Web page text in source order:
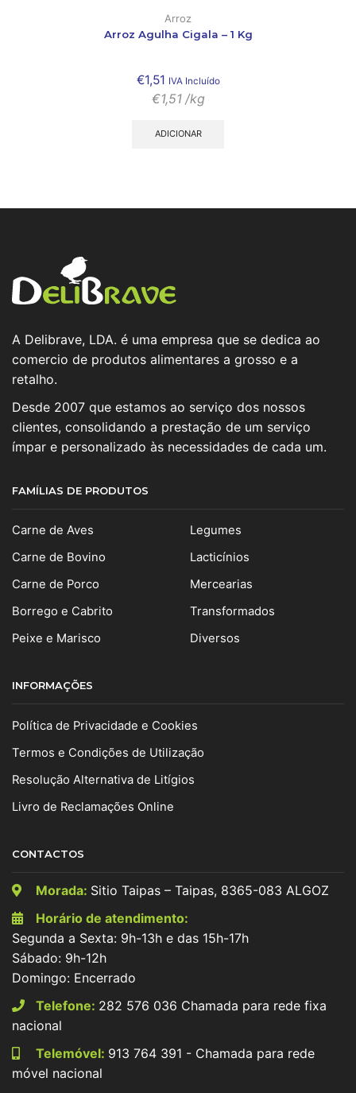
Arroz
Arroz Agulha Cigala – 1 Kg
€1,51 IVA Incluído
€1,51 /kg
ADICIONAR
A Delibrave, LDA. é uma empresa que se dedica ao
comercio de produtos alimentares a grosso e a
retalho.
Desde 2007 que estamos ao serviço dos nossos
clientes, consolidando a prestação de um serviço
ímpar e personalizado às necessidades de cada um.
FAMÍLIAS DE PRODUTOS
Carne de Aves
Carne de Bovino
Carne de Porco
Borrego e Cabrito
Peixe e Marisco
Legumes
Lacticínios
Mercearias
Transformados
Diversos
INFORMAÇÕES
Política de Privacidade e Cookies
Termos e Condições de Utilização
Resolução Alternativa de Litígios
Livro de Reclamações Online
CONTACTOS
Morada: Sitio Taipas – Taipas, 8365-083 ALGOZ
Horário de atendimento:
Segunda a Sexta: 9h-13h e das 15h-17h
Sábado: 9h-12h
Domingo: Encerrado
Telefone: 282 576 036 Chamada para rede fixa
nacional
Telemóvel: 913 764 391 - Chamada para rede
móvel nacional